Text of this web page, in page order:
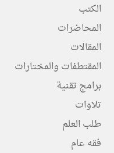
الكتب
المحاضرات
المقالات
المقتطفات والمختارات
برامج تقنية
تلاوات
طلب العلم
فقه عام